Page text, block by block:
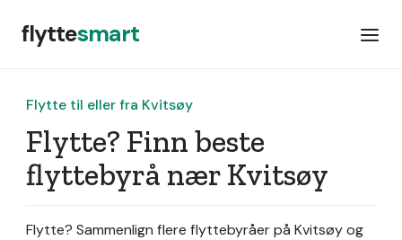
flyttesmart
Flytte til eller fra Kvitsøy
Flytte? Finn beste
flyttebyrå nær Kvitsøy
Flytte? Sammenlign flere flyttebyråer på Kvitsøy og